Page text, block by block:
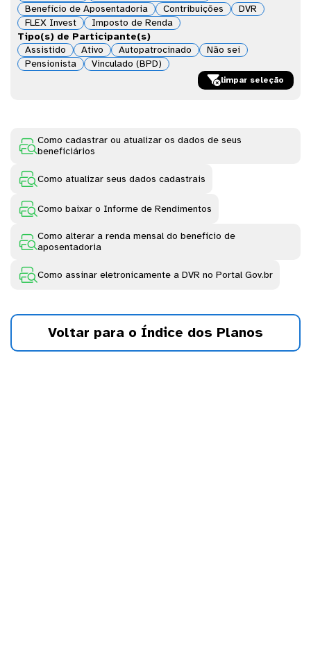
Benefício de Aposentadoria
Contribuições
DVR
FLEX Invest
Imposto de Renda
Tipo(s) de Participante(s)
Assistido
Ativo Autopatrocinado
Não sei
Pensionista
Vinculado (BPD)
limpar seleção
Como cadastrar ou atualizar os dados de seus
beneficiários
Como atualizar seus dados cadastrais
Como baixar o Informe de Rendimentos
Como alterar a renda mensal do benefício de
aposentadoria
Como assinar eletronicamente a DVR no Portal Gov.br
Voltar para o Índice dos Planos